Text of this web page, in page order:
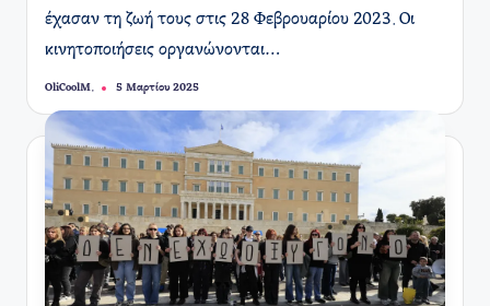
έχασαν τη ζωή τους στις 28 Φεβρουαρίου 2023. Οι
κινητοποιήσεις οργανώνονται…
Συγγραφέας:
OliCoolM. 5 Μαρτίου 2025